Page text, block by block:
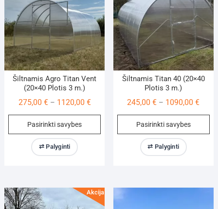
chosen
on
the
product
page
Šiltnamis Agro Titan Vent
(20×40 Plotis 3 m.)
275,00 € – 1120,00 €Price
range:
through
Pasirinkti savybes
This
options
may
⇄ Palyginti
Šiltnamis Titan 40 (20×40
Plotis 3 m.)
245,00€ – 1090,00€Price
Pasirinkti savybes
⇄ Palyginti
Akcija!